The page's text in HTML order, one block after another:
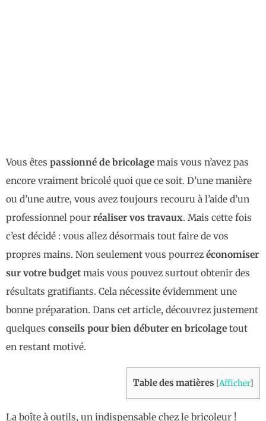
Vous êtes passionné de bricolage mais vous n’avez pas
encore vraiment bricolé quoi que ce soit. D’une manière
ou d’une autre, vous avez toujours recouru à l’aide d’un
professionnel pour réaliser vos travaux. Mais cette fois
c’est décidé : vous allez désormais tout faire de vos
propres mains. Non seulement vous pourrez économiser
sur votre budget mais vous pouvez surtout obtenir des
résultats gratifiants. Cela nécessite évidemment une
bonne préparation. Dans cet article, découvrez justement
quelques conseils pour bien débuter en bricolage tout
en restant motivé.
Table des matières [Afficher]
La boîte à outils, un indispensable chez le bricoleur !